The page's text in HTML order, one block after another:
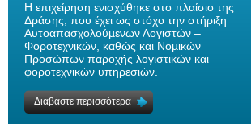
H επιχείρηση ενισχύθηκε στο πλαίσιο της
Δράσης, που έχει ως στόχο την στήριξη
Αυτοαπασχολούµενων Λογιστών –
Φοροτεχνικών, καθώς και Νοµικών
Προσώπων παροχής λογιστικών και
φοροτεχνικών υπηρεσιών.
Διαβάστε περισσότερα